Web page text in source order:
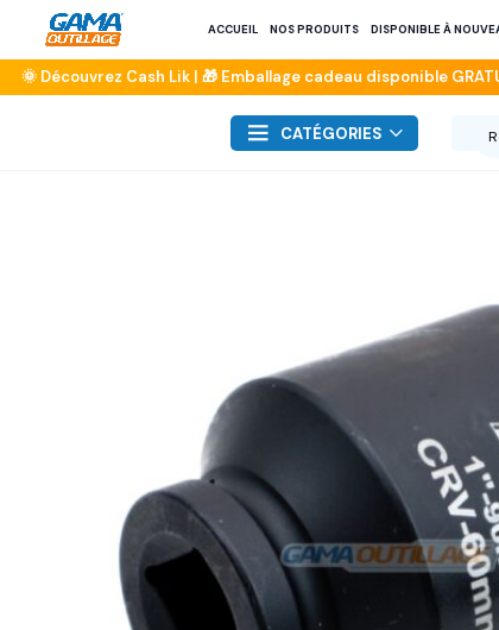
ACCUEIL NOS PRODUITS DISPONIBLE À
CATÉGORIES